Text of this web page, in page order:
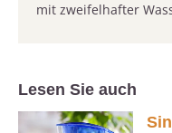
mit zweifelhafter
Lesen Sie auch